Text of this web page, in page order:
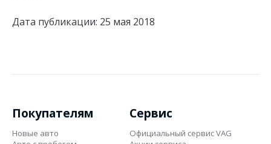
Дата публикации: 25 мая 2018
Покупателям
Новые авто
Сервис
Официальный сервис VAG